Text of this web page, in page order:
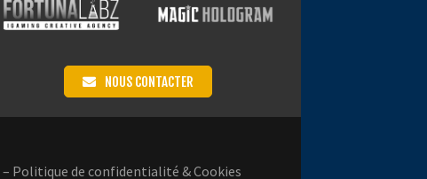
NOUS CONTACTER
– Politique de confidentialité & Cookies